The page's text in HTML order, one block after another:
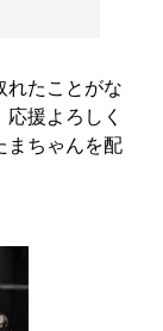
れたことがな
援よろしく
まちゃんを配